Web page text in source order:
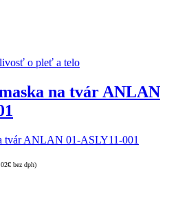
o pleť a telo
na tvár ANLAN
tvár ANLAN 01-ASLY11-001
€ bez dph)